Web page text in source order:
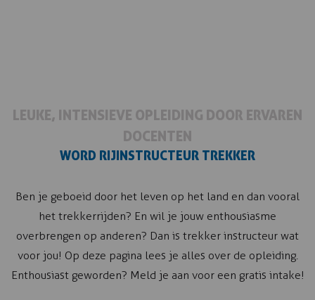
LEUKE, INTENSIEVE OPLEIDING DOOR ERVAREN
DOCENTEN
WORD RIJINSTRUCTEUR TREKKER
Ben je geboeid door het leven op het land en dan vooral
het trekkerrijden? En wil je jouw enthousiasme
overbrengen op anderen? Dan is trekker instructeur wat
voor jou! Op deze pagina lees je alles over de opleiding.
Enthousiast geworden? Meld je aan voor een gratis intake!